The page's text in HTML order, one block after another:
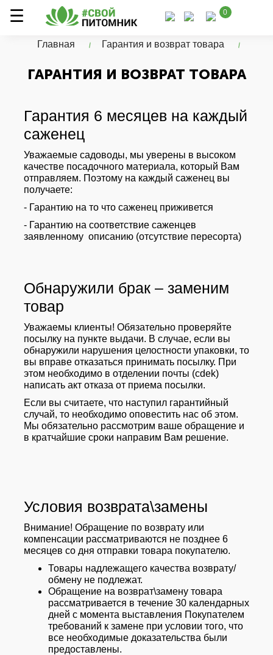
0
Главная Гарантия и возврат товара
ГАРАНТИЯ И ВОЗВРАТ ТОВАРА
Гарантия 6 месяцев на каждый
саженец
Уважаемые садоводы, мы уверены в высоком
качестве посадочного материала, который Вам
отправляем. Поэтому на каждый саженец вы
получаете:
- Гарантию на то что саженец приживется
- Гарантию на соответствие саженцев
заявленному описанию (отсутствие пересорта)
Обнаружили брак – заменим
товар
Уважаемы клиенты! Обязательно проверяйте
посылку на пункте выдачи. В случае, если вы
обнаружили нарушения целостности упаковки, то
вы вправе отказаться принимать посылку. При
этом необходимо в отделении почты (cdek)
написать акт отказа от приема посылки.
Если вы считаете, что наступил гарантийный
случай, то необходимо оповестить нас об этом.
Мы обязательно рассмотрим ваше обращение и
в кратчайшие сроки направим Вам решение.
Условия возврата\замены
Внимание! Обращение по возврату или
компенсации рассматриваются не позднее 6
месяцев со дня отправки товара покупателю.
Товары надлежащего качества возврату/
обмену не подлежат.
Обращение на возврат\замену товара
рассматривается в течение 30 календарных
дней с момента выставления Покупателем
требований к замене при условии того, что
все необходимые доказательства были
предоставлены.